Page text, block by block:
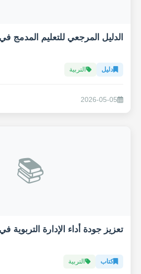
الدليل المرجعي للتعليم المدمج في
دليل التربية
2026-05-05
📚
تعزيز جودة أداء الإدارة التربوية
كتاب التربية